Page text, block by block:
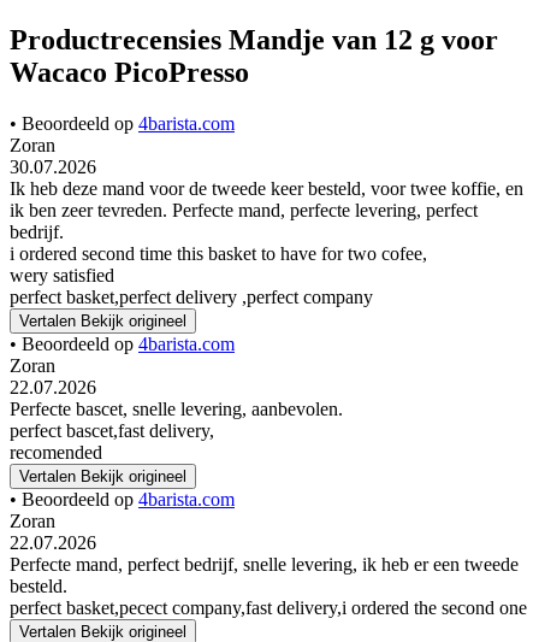
Productrecensies Mandje van 12 g voor
Wacaco PicoPresso
• Beoordeeld op 4barista.com
Zoran
30.07.2026
Ik heb deze mand voor de tweede keer besteld, voor twee koffie, en
ik ben zeer tevreden. Perfecte mand, perfecte levering, perfect
bedrijf.
i ordered second time this basket to have for two cofee,
wery satisfied
perfect basket,perfect delivery ,perfect company
Vertalen Bekijk origineel
• Beoordeeld op 4barista.com
Zoran
22.07.2026
Perfecte bascet, snelle levering, aanbevolen.
perfect bascet,fast delivery,
recomended
Vertalen Bekijk origineel
• Beoordeeld op 4barista.com
Zoran
22.07.2026
Perfecte mand, perfect bedrijf, snelle levering, ik heb er een tweede
besteld.
perfect basket,pecect company,fast delivery,i ordered the second one
Vertalen Bekijk origineel